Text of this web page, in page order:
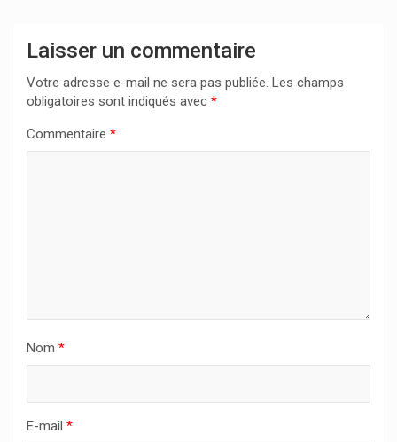
Laisser un commentaire
Votre adresse e-mail ne sera pas publiée. Les champs
obligatoires sont indiqués avec *
Commentaire *
Nom *
E-mail *